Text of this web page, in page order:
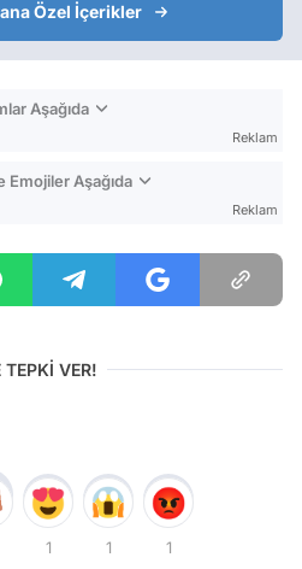
Özel İçerikler
Aşağıda
Reklam
Emojiler Aşağıda
Reklam
TEPKİ VER!
1 1 1